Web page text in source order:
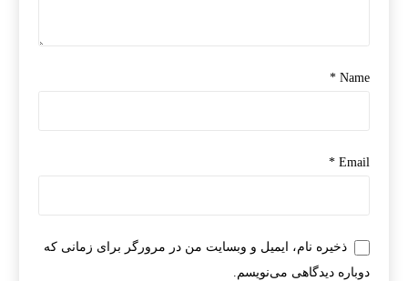
Name
*
Email
*
ذخیره نام، ایمیل و وبسایت من در مرورگر برای زمانی که
دوباره دیدگاهی می‌نویسم.